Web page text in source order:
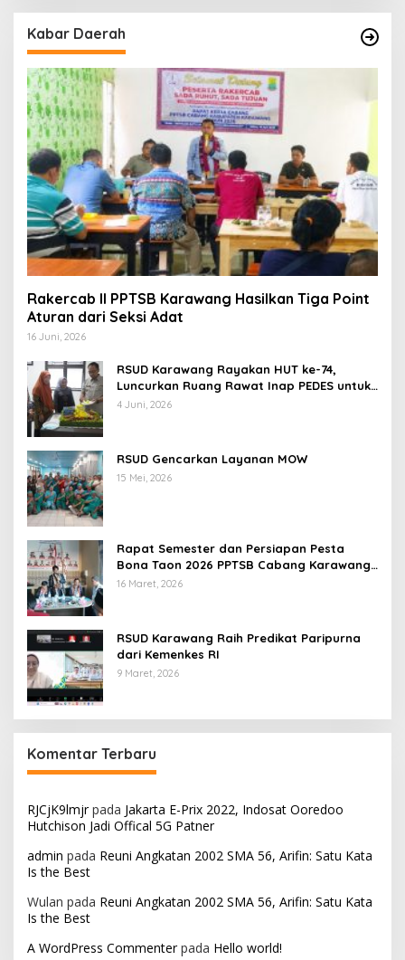
Kabar Daerah
Rakercab II PPTSB Karawang Hasilkan Tiga Point
Aturan dari Seksi Adat
16 Juni, 2026
RSUD Karawang Rayakan HUT ke-74,
Luncurkan Ruang Rawat Inap PEDES untuk
Tingkatkan Pelayanan Kesehatan
4 Juni, 2026
RSUD Gencarkan Layanan MOW
15 Mei, 2026
Rapat Semester dan Persiapan Pesta
Bona Taon 2026 PPTSB Cabang Karawang
Digelar
16 Maret, 2026
RSUD Karawang Raih Predikat Paripurna
dari Kemenkes RI
9 Maret, 2026
Komentar Terbaru
RJCjK9lmjrpada Jakarta E-Prix 2022, Indosat Ooredoo
Hutchison Jadi Offical 5G Patner
admin pada Reuni Angkatan 2002 SMA 56, Arifin: Satu Kata
Is the Best
Wulan pada Reuni Angkatan 2002 SMA 56, Arifin: Satu Kata
Is the Best
A WordPress Commenterpada Hello world!